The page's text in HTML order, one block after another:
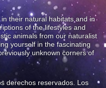
their natural habitats and in
of the lifestyles and
animals from our naturalist
yourself in the fascinating
unknown corners of
derechos reservados. Los